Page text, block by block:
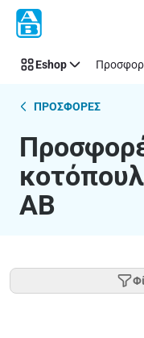
Παράλειψη
Προσφορές
σήμερα
Super
Eshop
ΠΡΟΣΦΟΡΕΣ
ΑΒ